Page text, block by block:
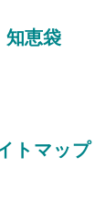
知恵袋
トマップ